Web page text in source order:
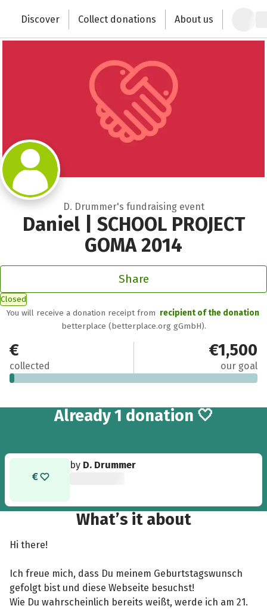
Change the world with your donation
Discover Collect donations About us
D. Drummer's fundraising event
Daniel | SCHOOL PROJECT
GOMA 2014
Share
Closed
You will receive a donation receipt from recipient of the donation
betterplace (betterplace.org gGmbH).
€30
collected
€1,500
our goal
Already 1 donation 🤍
by D. Drummer
What’s it about
Hi there!
Ich freue mich, dass Du meinem Geburtstagswunsch
gefolgt bist und diese Webseite besuchst!
Wie Du wahrscheinlich bereits weißt, werde ich am 21.